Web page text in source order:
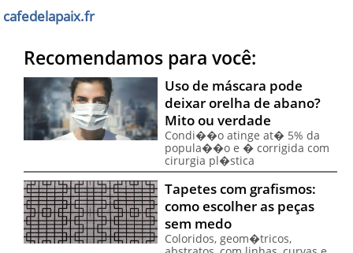
cafedelapaix.fr
Recomendamos para você:
Uso de máscara pode
deixar orelha de abano?
Mito ou verdade
Condi��o atinge at� 5% da
popula��o e � corrigida com
cirurgia pl�stica
Tapetes com grafismos:
como escolher as peças
sem medo
Coloridos, geom�tricos,